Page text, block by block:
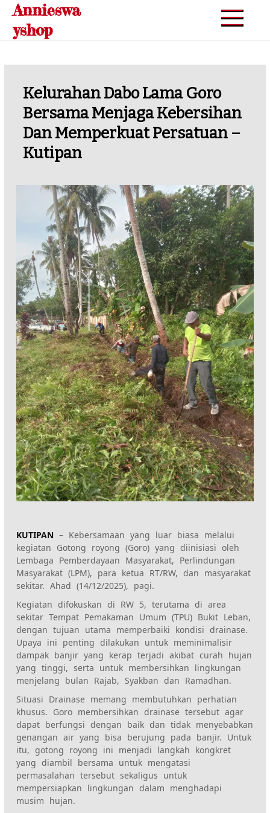
Skip
content
Annieswa
yshop
Kelurahan Dabo Lama Goro
Bersama Menjaga Kebersihan
Dan Memperkuat Persatuan –
Kutipan
KUTIPAN – Kebersamaan yang luar biasa melalui
kegiatan Gotong royong (Goro) yang diinisiasi oleh
Lembaga Pemberdayaan Masyarakat, Perlindungan
Masyarakat (LPM), para ketua RT/RW, dan masyarakat
sekitar. Ahad (14/12/2025), pagi.
Kegiatan difokuskan di RW 5, terutama di area
sekitar Tempat Pemakaman Umum (TPU) Bukit Leban,
dengan tujuan utama memperbaiki kondisi drainase.
Upaya ini penting dilakukan untuk meminimalisir
dampak banjir yang kerap terjadi akibat curah hujan
yang tinggi, serta untuk membersihkan lingkungan
menjelang bulan Rajab, Syakban dan Ramadhan.
Situasi Drainase memang membutuhkan perhatian
khusus. Goro membersihkan drainase tersebut agar
dapat berfungsi dengan baik dan tidak menyebabkan
genangan air yang bisa berujung pada banjir. Untuk
itu, gotong royong ini menjadi langkah kongkret
yang diambil bersama untuk mengatasi
permasalahan tersebut sekaligus untuk
mempersiapkan lingkungan dalam menghadapi
musim hujan.